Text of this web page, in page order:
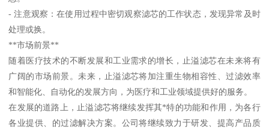
- 注意观察：在使用过程中密切观察滤芯的工作状态，发现异常及时
处理或换。
**市场前景**
随着医疗技术的不断发展和工业需求的增长，止溢滤芯在未来将有
广阔的市场前景。未来，止溢滤芯将加注重生物相容性、过滤效率
和智能化、自动化的发展方向，为医疗和工业领域提供好的服务。
在发展的道路上，止溢滤芯将继续发挥其*特的功能和作用，为各行
各业提供、的过滤解决方案。公司将继续致力于研发、提高产品质